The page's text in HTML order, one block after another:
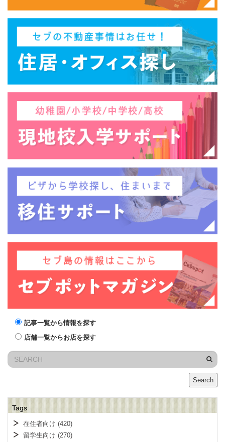
記事一覧から情報を探す
店舗一覧からお店を探す
Search
Tags
在住者向け (420)
留学生向け (270)